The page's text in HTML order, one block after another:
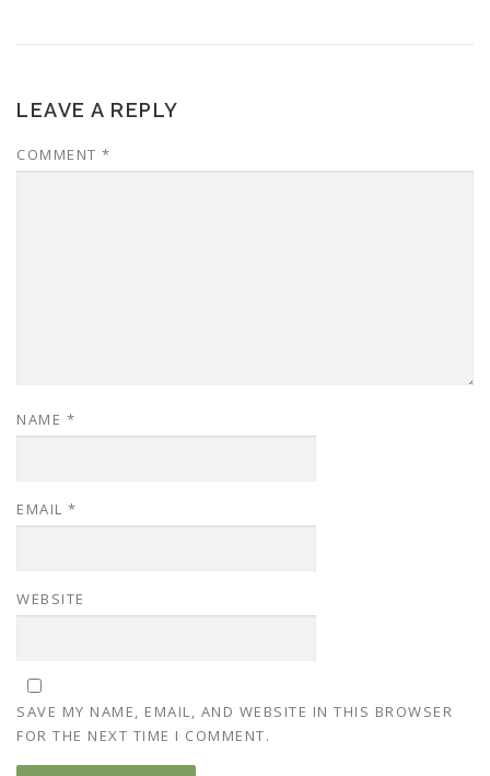
LEAVE A REPLY
COMMENT *
NAME *
EMAIL *
WEBSITE
SAVE MY NAME, EMAIL, AND WEBSITE IN THIS BROWSER
FOR THE NEXT TIME I COMMENT.